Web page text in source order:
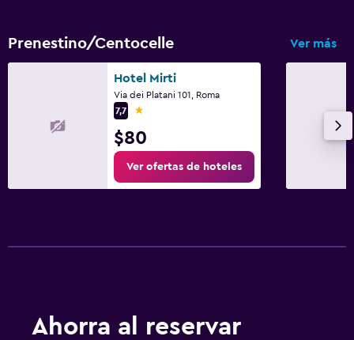
Prenestino/Centocelle Ver más
Hotel Mirti
Via dei Platani 101, Roma
7,7
1 estrella
$80
Ver ofertas de hoteles
Ahorra al reservar